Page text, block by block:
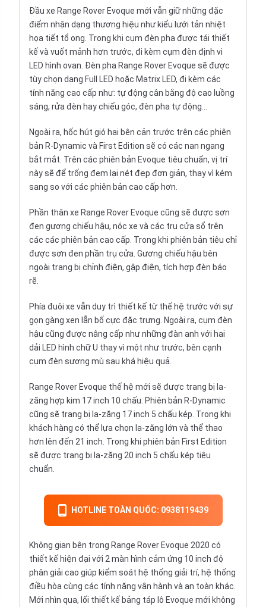
Đầu xe Range Rover Evoque mới vẫn giữ những đặc
điểm nhận dạng thương hiệu như kiểu lưới tản nhiệt
họa tiết tổ ong. Trong khi cụm đèn pha được tái thiết
kế và vuốt mảnh hơn trước, đi kèm cụm đèn định vi
LED hình ovan. Đèn pha Range Rover Evoque sẽ được
tùy chọn dạng Full LED hoặc Matrix LED, đi kèm các
tính năng cao cấp như: tự động cân bằng độ cao luồng
sáng, rửa đèn hay chiếu góc, đèn pha tự động…
Ngoài ra, hốc hút gió hai bên cản trước trên các phiên
bản R-Dynamic và First Edition sẽ có các nan ngang
bắt mắt. Trên các phiên bản Evoque tiêu chuẩn, vị trí
này sẽ để trống đem lại nét đẹp đơn giản, thay vì kém
sang so với các phiên bản cao cấp hơn.
Phần thân xe Range Rover Evoque cũng sẽ được sơn
đen gương chiếu hậu, nóc xe và các trụ cửa sổ trên
các các phiên bản cao cấp. Trong khi phiên bản tiêu chỉ
được sơn đen phần trụ cửa. Gương chiếu hậu bên
ngoài trang bị chỉnh điện, gập điện, tích hợp đèn báo
rẽ.
Phía đuôi xe vẫn duy trì thiết kế từ thế hệ trước với sự
gọn gàng xen lẫn bố cực đặc trưng. Ngoài ra, cụm đèn
hậu cũng được nâng cấp như những đàn anh với hai
dải LED hình chữ U thay vì một như trước, bên cạnh
cụm đèn sương mù sau khá hiệu quả.
Range Rover Evoque thế hệ mới sẽ được trang bị la-
zăng hợp kim 17 inch 10 chấu. Phiên bản R-Dynamic
cũng sẽ trang bị la-zăng 17 inch 5 chấu kép. Trong khi
khách hàng có thể lựa chọn la-zăng lớn và thể thao
hơn lên đến 21 inch. Trong khi phiên bản First Edition
sẽ được trang bị la-zăng 20 inch 5 chấu kép tiêu
chuẩn.
HOTLINE TOÀN QUỐC: 0938119439
Không gian bên trong Range Rover Evoque 2020 có
thiết kế hiện đại với 2 màn hình cảm ứng 10 inch độ
phân giải cao giúp kiểm soát hệ thống giải trí, hệ thống
điều hòa cùng các tính năng vận hành và an toàn khác.
Mới nhìn qua, lối thiết kế bảng táp lô Evoque mới không